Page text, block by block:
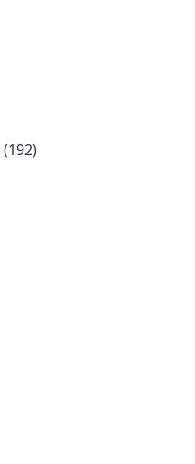
(192)